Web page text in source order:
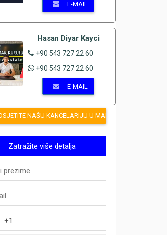
E-MAIL
Hasan Diyar Kayci
+90 543 727 22 60
+90 543 727 22 60
E-MAIL
NAŠU KANCELARIJU U MAHMUTLARU
Zatražite više detalja